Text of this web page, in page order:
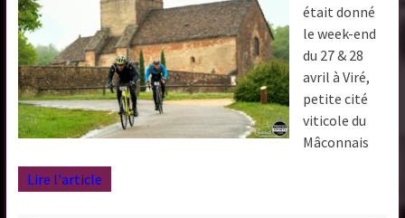
était donné
le week-end
du 27 & 28
avril à Viré,
petite cité
viticole du
Mâconnais
Lire l'article